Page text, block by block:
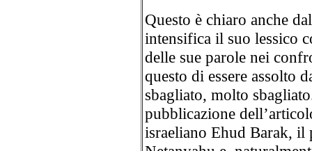
Questo è chiaro anche
intensifica il suo lessico
delle sue parole nei
questo di essere assolto
sbagliato, molto
pubblicazione
israeliano Ehud Barak,